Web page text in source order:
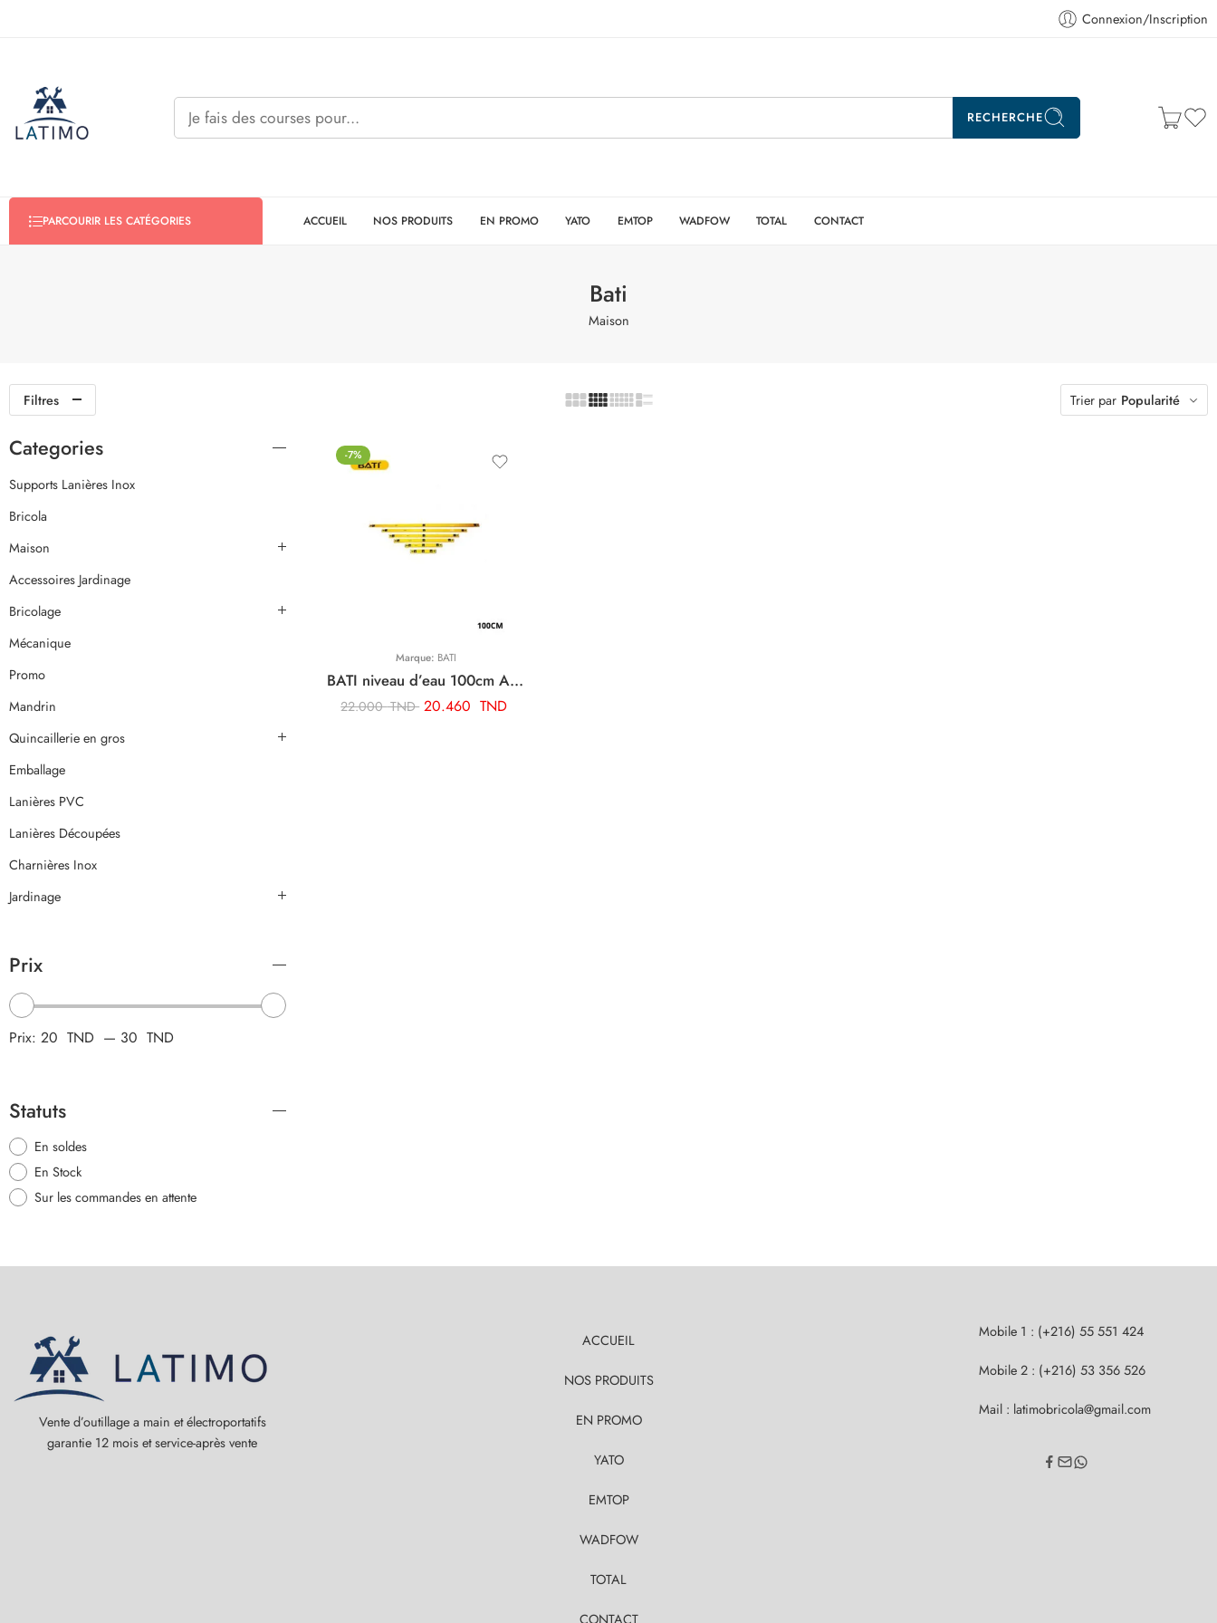
Connexion/Inscription
RECHERCHE
PARCOURIR LES CATÉGORIES ACCUEIL NOS PRODUITS EN PROMO YATO EMTOP WADFOW TOTAL CONTACT
Bati
Maison
Filtres Trier par Popularité
-7%
Marque: BATI
BATI niveau d’eau 100cm ART02991
22.000TND 20.460 TND
Categories
Supports Lanières Inox
Bricola
Maison
Accessoires Jardinage
Bricolage
Mécanique
Promo
Mandrin
Quincaillerie en gros
Emballage
Lanières PVC
Lanières Découpées
Charnières Inox
Jardinage
Prix
Prix: 20 TND — 30 TND
Statuts
En soldes
En Stock
Sur les commandes en attente
Vente d’outillage a main et électroportatifs
garantie 12 mois et service-après vente
ACCUEIL
NOS PRODUITS
EN PROMO
YATO
EMTOP
WADFOW
TOTAL
Mobile 1 : (+216) 55 551 424
Mobile 2 : (+216) 53 356 526
Mail : latimobricola@gmail.com